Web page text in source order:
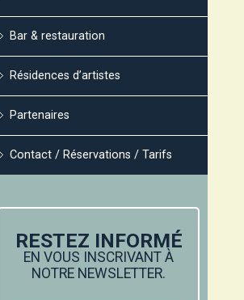
Bar & restauration
Résidences d’artistes
Partenaires
Contact / Réservations / Tarifs
RESTEZ INFORMÉ
EN VOUS INSCRIVANT À
NOTRE NEWSLETTER.